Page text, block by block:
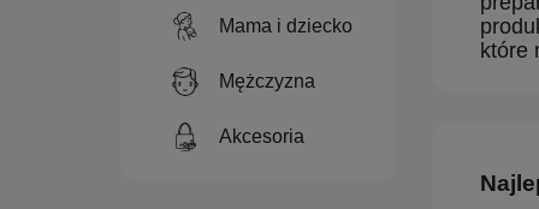
Mama i dziecko
Mężczyzna
Akcesoria
które